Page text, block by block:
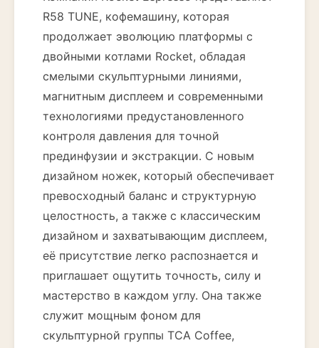
R58 TUNE, кофемашину, которая
продолжает эволюцию платформы с
двойными котлами Rocket, обладая
смелыми скульптурными линиями,
магнитным дисплеем и современными
технологиями предустановленного
контроля давления для точной
прединфузии и экстракции. С новым
дизайном ножек, который обеспечивает
превосходный баланс и структурную
целостность, а также с классическим
дизайном и захватывающим дисплеем,
её присутствие легко распознается и
приглашает ощутить точность, силу и
мастерство в каждом углу. Она также
служит мощным фоном для
скульптурной группы TCA Coffee,